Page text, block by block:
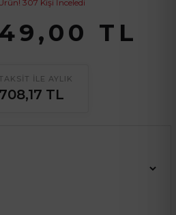
TL
İLE AYLIK
TL
307 Kişi İnceledi